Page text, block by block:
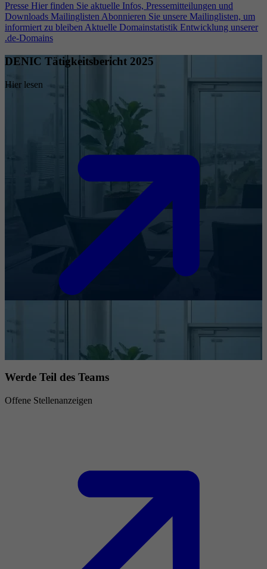
Presse Hier finden Sie aktuelle Infos, Pressemitteilungen und
Downloads Mailinglisten Abonnieren Sie unsere Mailinglisten, um
informiert zu bleiben Aktuelle Domainstatistik Entwicklung unserer
.de-Domains
DENIC Tätigkeitsbericht 2025
Hier lesen
Werde Teil des Teams
Offene Stellenanzeigen